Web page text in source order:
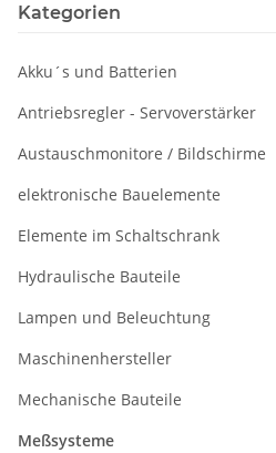
Kategorien
Akku´s und Batterien
Antriebsregler - Servoverstärker
Austauschmonitore / Bildschirme
elektronische Bauelemente
Elemente im Schaltschrank
Hydraulische Bauteile
Lampen und Beleuchtung
Maschinenhersteller
Mechanische Bauteile
Meßsysteme